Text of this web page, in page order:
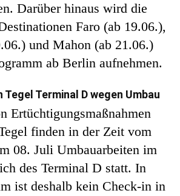
Darüber hinaus wird die
Faro (ab 19.06.),
und Mahon (ab 21.06.)
ab Berlin aufnehmen.
Tegel Terminal D wegen Umbau
Ertüchtigungsmaßnahmen
finden in der Zeit vom
08. Juli Umbauarbeiten im
des Terminal D statt. In
ist deshalb kein Check-in in